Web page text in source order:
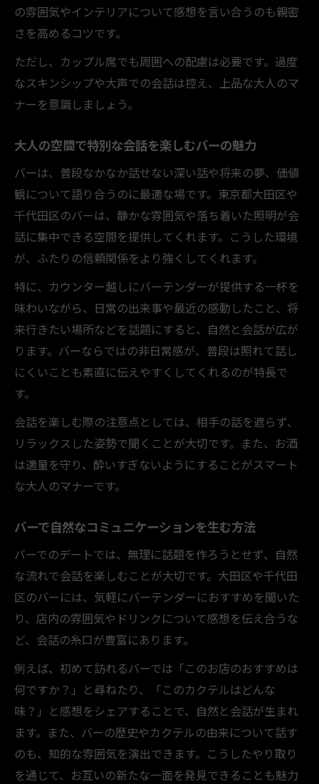
の雰囲気やインテリアについて感想を言い合うのも親密
さを高めるコツです。
ただし、カップル席でも周囲への配慮は必要です。過度
なスキンシップや大声での会話は控え、上品な大人のマ
ナーを意識しましょう。
大人の空間で特別な会話を楽しむバーの魅力
バーは、普段なかなか話せない深い話や将来の夢、価値
観について語り合うのに最適な場です。東京都大田区や
千代田区のバーは、静かな雰囲気や落ち着いた照明が会
話に集中できる空間を提供してくれます。こうした環境
が、ふたりの信頼関係をより強くしてくれます。
特に、カウンター越しにバーテンダーが提供する一杯を
味わいながら、日常の出来事や最近の感動したこと、将
来行きたい場所などを話題にすると、自然と会話が広が
ります。バーならではの非日常感が、普段は照れて話し
にくいことも素直に伝えやすくしてくれるのが特長で
す。
会話を楽しむ際の注意点としては、相手の話を遮らず、
リラックスした姿勢で聞くことが大切です。また、お酒
は適量を守り、酔いすぎないようにすることがスマート
な大人のマナーです。
バーで自然なコミュニケーションを生む方法
バーでのデートでは、無理に話題を作ろうとせず、自然
な流れで会話を楽しむことが大切です。大田区や千代田
区のバーには、気軽にバーテンダーにおすすめを聞いた
り、店内の雰囲気やドリンクについて感想を伝え合うな
ど、会話の糸口が豊富にあります。
例えば、初めて訪れるバーでは「このお店のおすすめは
何ですか？」と尋ねたり、「このカクテルはどんな
味？」と感想をシェアすることで、自然と会話が生まれ
ます。また、バーの歴史やカクテルの由来について話す
のも、知的な雰囲気を演出できます。こうしたやり取り
を通じて、お互いの新たな一面を発見できることも魅力